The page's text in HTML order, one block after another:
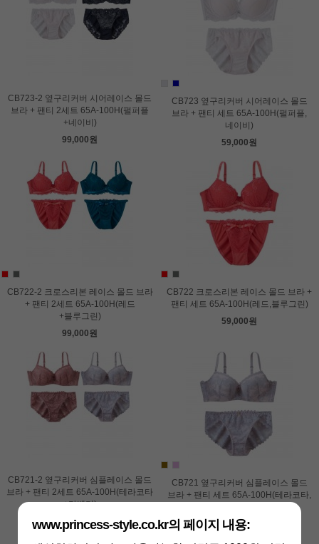
CB723-2 옆구리커버 시어레이스 몰드
브라 + 팬티 2세트 65A-100H(펄퍼플
+네이비)
99,000원
CB723 옆구리커버 시어레이스 몰드
브라 + 팬티 세트 65A-100H(펄퍼플,
네이비)
59,000원
CB722-2 크로스리본 레이스 몰드 브라
+ 팬티 2세트 65A-100H(레드
+블루그린)
99,000원
CB722 크로스리본 레이스 몰드 브라 +
팬티 세트 65A-100H(레드,블루그린)
59,000원
CB721-2 옆구리커버 심플레이스 몰드
브라 + 팬티 2세트 65A-100H(테라코타
+라벤더)
99,000원
CB721 옆구리커버 심플레이스 몰드
브라 + 팬티 세트 65A-100H(테라코타,
59,000원
www.princess-style.co.kr의 페이지 내용: